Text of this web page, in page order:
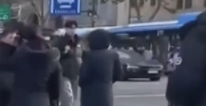
道路
健康 乐龄 阅读 艺术
颜选攻略 时尚